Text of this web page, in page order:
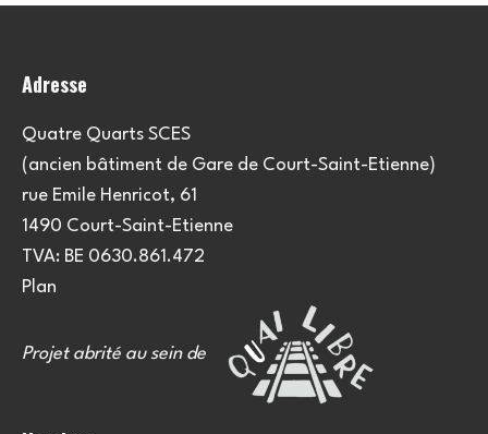
Adresse
Quatre Quarts SCES
(ancien bâtiment de Gare de Court-Saint-Etienne)
rue Emile Henricot, 61
1490 Court-Saint-Etienne
TVA: BE 0630.861.472
Plan
Projet abrité au sein de